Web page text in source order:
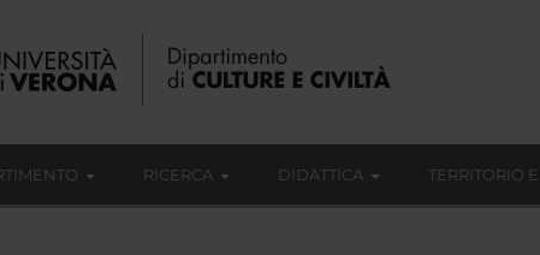
RICERCA DIDATTICA TERRITORIO